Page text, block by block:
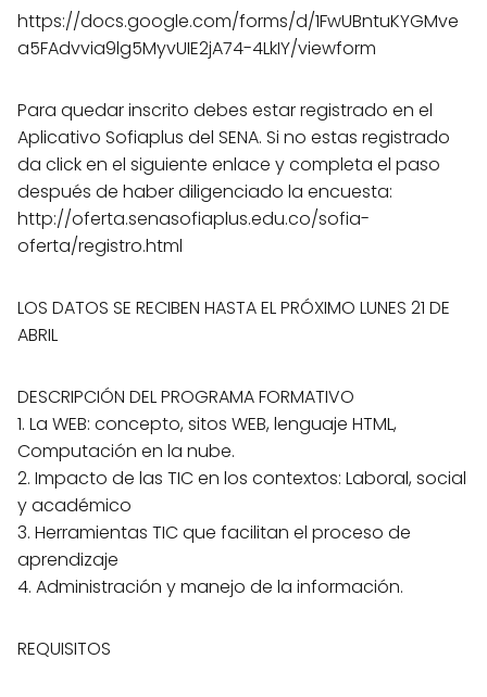
https://docs.google.com/forms/d/1FwUBntuKYGMve
a5FAdvvia9lg5MyvUIE2jA74-4LkIY/viewform
Para quedar inscrito debes estar registrado en el
Aplicativo Sofiaplus del SENA. Si no estas registrado
da click en el siguiente enlace y completa el paso
después de haber diligenciado la encuesta:
http://oferta.senasofiaplus.edu.co/sofia-
oferta/registro.html
LOS DATOS SE RECIBEN HASTA EL PRÓXIMO LUNES 21 DE
ABRIL
DESCRIPCIÓN DEL PROGRAMA FORMATIVO
1. La WEB: concepto, sitos WEB, lenguaje HTML,
Computación en la nube.
2. Impacto de las TIC en los contextos: Laboral, social
y académico
3. Herramientas TIC que facilitan el proceso de
aprendizaje
4. Administración y manejo de la información.
REQUISITOS